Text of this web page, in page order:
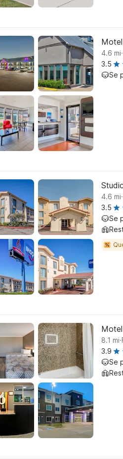
4.6 mi.
3.5
Se
4.6 mi.
3.5
Se
8.1 mi.
3.9
Se